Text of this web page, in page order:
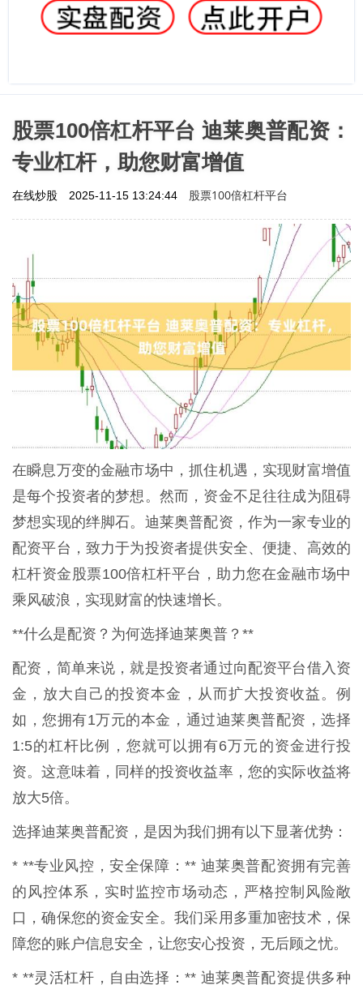
股票100倍杠杆平台 迪莱奥普配资：
专业杠杆，助您财富增值
在线炒股 2025-11-15 13:24:44 股票100倍杠杆平台
在瞬息万变的金融市场中，抓住机遇，实现财富增值
是每个投资者的梦想。然而，资金不足往往成为阻碍
梦想实现的绊脚石。迪莱奥普配资，作为一家专业的
配资平台，致力于为投资者提供安全、便捷、高效的
杠杆资金股票100倍杠杆平台，助力您在金融市场中
乘风破浪，实现财富的快速增长。
**什么是配资？为何选择迪莱奥普？**
配资，简单来说，就是投资者通过向配资平台借入资
金，放大自己的投资本金，从而扩大投资收益。例
如，您拥有1万元的本金，通过迪莱奥普配资，选择
1:5的杠杆比例，您就可以拥有6万元的资金进行投
资。这意味着，同样的投资收益率，您的实际收益将
放大5倍。
选择迪莱奥普配资，是因为我们拥有以下显著优势：
* **专业风控，安全保障：** 迪莱奥普配资拥有完善
的风控体系，实时监控市场动态，严格控制风险敞
口，确保您的资金安全。我们采用多重加密技术，保
障您的账户信息安全，让您安心投资，无后顾之忧。
* **灵活杠杆，自由选择：** 迪莱奥普配资提供多种